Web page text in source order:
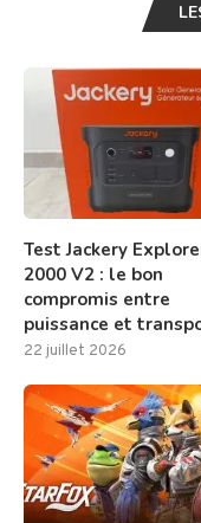
Test Jackery
2000 V2 : le bon
compromis entre
puissance et
22 juillet 2026